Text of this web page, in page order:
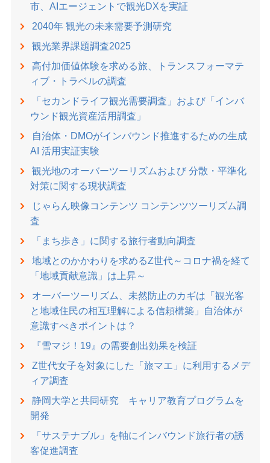
市、AIエージェントで観光DXを実証
2040年 観光の未来需要予測研究
観光業界課題調査2025
高付加価値体験を求める旅、トランスフォーマテ
ィブ・トラベルの調査
「セカンドライフ観光需要調査」および「インバ
ウンド観光資産活用調査」
⾃治体・DMOがインバウンド推進するための⽣成
AI 活⽤実証実験
観光地のオーバーツーリズムおよび 分散・平準化
対策に関する現状調査
じゃらん映像コンテンツ コンテンツツーリズム調
査
「まち歩き」に関する旅行者動向調査
地域とのかかわりを求めるZ世代～コロナ禍を経て
「地域貢献意識」は上昇～
オーバーツーリズム、未然防止のカギは「観光客
と地域住民の相互理解による信頼構築」自治体が
意識すべきポイントは？
『雪マジ！19』の需要創出効果を検証
Z世代女子を対象にした「旅マエ」に利用するメデ
ィア調査
静岡大学と共同研究 キャリア教育プログラムを
開発
「サステナブル」を軸にインバウンド旅行者の誘
客促進調査